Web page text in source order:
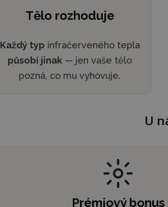
Tělo rozhoduje
Každý typ infračerveného tepla
působí jinak — jen vaše tělo
pozná, co mu vyhovuje.
U
Prémiový bonus